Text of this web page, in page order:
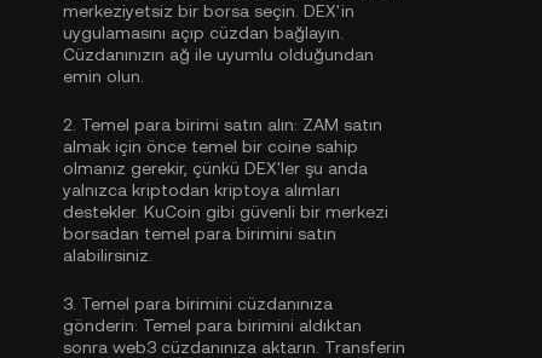
merkeziyetsiz bir borsa seçin. DEX'in
uygulamasını açıp cüzdan bağlayın.
Cüzdanınızın ağ ile uyumlu olduğundan
emin olun.
2. Temel para birimi satın alın: ZAM satın
almak için önce temel bir coine sahip
olmanız gerekir, çünkü DEX'ler şu anda
yalnızca kriptodan kriptoya alımları
destekler. KuCoin gibi güvenli bir merkezi
borsadan temel para birimini satın
alabilirsiniz
3. Temel para birimini cüzdanınıza
gönderin: Temel para birimini aldıktan
sonra web3 cüzdanınıza aktarın. Transferin